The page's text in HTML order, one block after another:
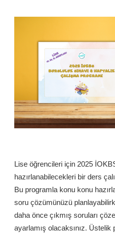
Lise öğrencileri için 2025
hazırlanabilecekleri bir ders
Bu programla konu konu
soru çözümünüzü
daha önce çıkmış soruları
ayarlamış olacaksınız. Üstelik